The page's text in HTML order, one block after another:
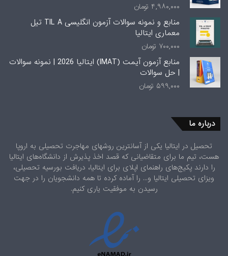
۴,۹۸۰,۰۰۰ تومان
منابع و نمونه سوالات آزمون انگلیسی TIL A تیل
معماری ایتالیا
۷۰۰,۰۰۰ تومان
منابع آزمون آیمت (IMAT) ایتالیا 2026 | نمونه سوالات
| حل سوالات
۵۹۹,۰۰۰ تومان
درباره ما
تحصیل در ایتالیا یکی از آسانترین روشهای مهاجرت تحصیلی به اروپا
هست، تیم ما برای متقاضیانی که قصد اخذ پذیرش از دانشگاه‌های ایتالیا
را دارند پکیج‌های راهنمای اپلای برای ایتالیا، دریافت بورسیه تحصیلی،
ویزای تحصیلی ایتالیا و... را آماده کرده تا همه دانشجویان را در جهت
رسیدن به موفقیت یاری کنیم.